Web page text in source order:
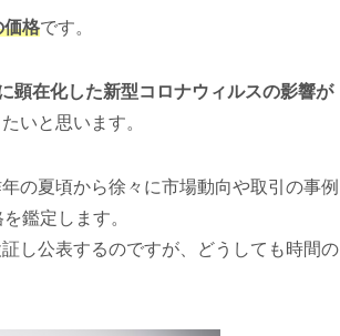
価格です。
顕在化した新型コロナウィルスの影響が
いと思います。
の夏頃から徐々に市場動向や取引の事例
鑑定します。
し公表するのですが、どうしても時間の